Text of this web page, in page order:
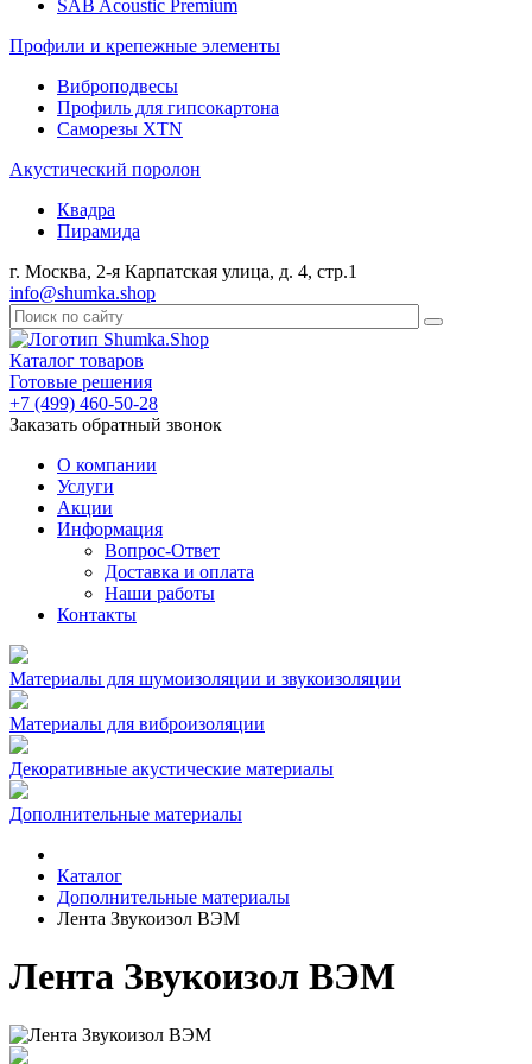
SAB Acoustic Premium
Профили и крепежные элементы
Виброподвесы
Профиль для гипсокартона
Саморезы XTN
Акустический поролон
Квадра
Пирамида
г. Москва, 2-я Карпатская улица, д. 4, стр.1
info@shumka.shop
Каталог товаров
Готовые решения
+7 (499) 460-50-28
Заказать обратный звонок
О компании
Услуги
Акции
Информация
Вопрос-Ответ
Доставка и оплата
Наши работы
Контакты
Материалы для шумоизоляции и звукоизоляции
Материалы для виброизоляции
Декоративные акустические материалы
Дополнительные материалы
Каталог
Дополнительные материалы
Лента Звукоизол ВЭМ
Лента Звукоизол ВЭМ